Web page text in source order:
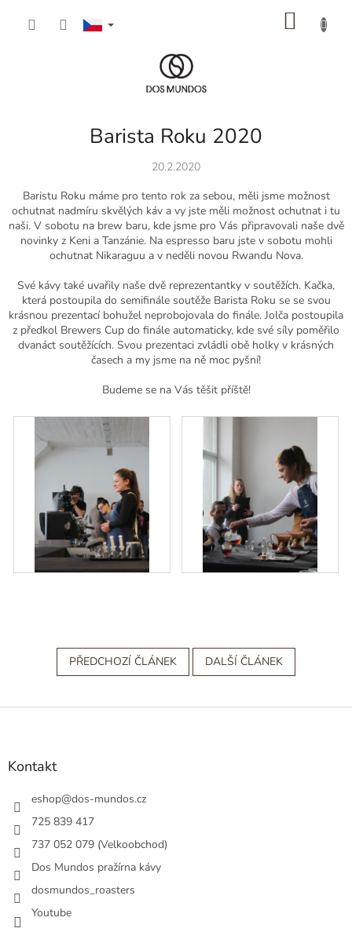
Barista Roku 2020
20.2.2020
Baristu Roku máme pro tento rok za sebou, měli jsme možnost
ochutnat nadmíru skvělých káv a vy jste měli možnost ochutnat i tu
naši. V sobotu na brew baru, kde jsme pro Vás připravovali naše dvě
novinky z Keni a Tanzánie. Na espresso baru jste v sobotu mohli
ochutnat Nikaraguu a v neděli novou Rwandu Nova.
Své kávy také uvařily naše dvě reprezentantky v soutěžích. Kačka,
která postoupila do semifinále soutěže Barista Roku se se svou
krásnou prezentací bohužel neprobojovala do finále. Jolča postoupila
z předkol Brewers Cup do finále automaticky, kde své síly poměřilo
dvanáct soutěžících. Svou prezentaci zvládli obě holky v krásných
časech a my jsme na ně moc pyšní!
Budeme se na Vás těšit příště!
PŘEDCHOZÍ ČLÁNEK DALŠÍ ČLÁNEK
Z
Kontakt
eshop@dos-mundos.cz
725 839 417
737 052 079 (Velkoobchod)
Dos Mundos pražírna kávy
dosmundos_roasters
Youtube